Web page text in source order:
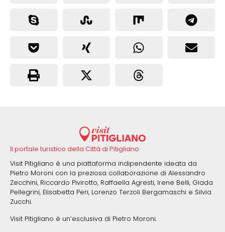
Il portale turistico della Città di Pitigliano
Visit Pitigliano è una piattaforma indipendente ideata da
Pietro Moroni con la preziosa collaborazione di Alessandro
Zecchini, Riccardo Pivirotto, Raffaella Agresti, Irene Belli, Giada
Pellegrini, Elisabetta Peri, Lorenzo Terzoli Bergamaschi e Silvia
Zucchi.
Visit Pitigliano è un’esclusiva di Pietro Moroni.